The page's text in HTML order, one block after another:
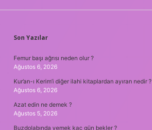
SIDEBAR
Son Yazılar
Femur başı ağrısı neden olur ?
Ağustos 6, 2026
Kur’an-ı Kerim’i diğer ilahi kitaplardan ayıran nedir ?
Ağustos 6, 2026
Azat edin ne demek ?
Ağustos 5, 2026
Buzdolabında yemek kaç gün bekler ?